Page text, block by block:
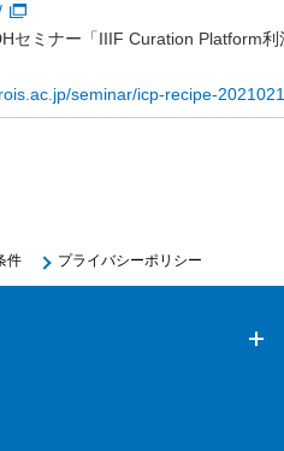
セミナー「IIIF Curation Platform
seminar/icp-recipe-
件 プライバシーポリシー